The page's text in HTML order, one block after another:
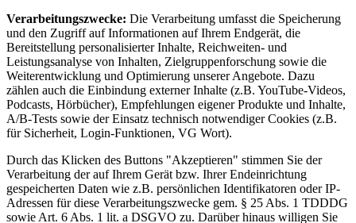
Verarbeitungszwecke: Die Verarbeitung umfasst die Speicherung
und den Zugriff auf Informationen auf Ihrem Endgerät, die
Bereitstellung personalisierter Inhalte, Reichweiten- und
Leistungsanalyse von Inhalten, Zielgruppenforschung sowie die
Weiterentwicklung und Optimierung unserer Angebote. Dazu
zählen auch die Einbindung externer Inhalte (z.B. YouTube-Videos,
Podcasts, Hörbücher), Empfehlungen eigener Produkte und Inhalte,
A/B-Tests sowie der Einsatz technisch notwendiger Cookies (z.B.
für Sicherheit, Login-Funktionen, VG Wort).
Durch das Klicken des Buttons "Akzeptieren" stimmen Sie der
Verarbeitung der auf Ihrem Gerät bzw. Ihrer Endeinrichtung
gespeicherten Daten wie z.B. persönlichen Identifikatoren oder IP-
Adressen für diese Verarbeitungszwecke gem. § 25 Abs. 1 TDDDG
sowie Art. 6 Abs. 1 lit. a DSGVO zu. Darüber hinaus willigen Sie